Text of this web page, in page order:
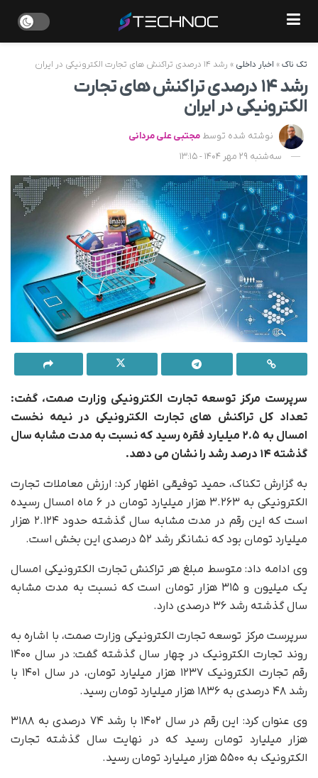
تک ناک» اخبار داخلی » رشد ۱۴ درصدی تراکنش های تجارت الکترونیکی در ایران
رشد ۱۴ درصدی تراکنش های تجارت
الکترونیکی در ایران
نوشته شده توسط مجتبی علی مردانی
سه‌شنبه 29 مهر 1404 - 13:15
سرپرست مرکز توسعه تجارت الکترونیکی وزارت صمت، گفت:
تعداد کل تراکنش های تجارت الکترونیکی در نیمه نخست
امسال به ۲.۵ میلیارد فقره رسید که نسبت به مدت مشابه سال
گذشته ۱۴ درصد رشد را نشان می دهد.
به گزارش تکناک، حمید توفیقی اظهار کرد: ارزش معاملات تجارت
الکترونیکی به ۳.۲۶۳ هزار میلیارد تومان در ۶ ماه امسال رسیده
است که این رقم در مدت مشابه سال گذشته حدود ۲.۱۲۴ هزار
میلیارد تومان بود که نشانگر رشد ۵۲ درصدی این بخش است.
وی ادامه داد: متوسط مبلغ هر تراکنش تجارت الکترونیکی امسال
یک میلیون و ۳۱۵ هزار تومان است که نسبت به مدت مشابه
سال گذشته رشد ۳۶ درصدی دارد.
سرپرست مرکز توسعه تجارت الکترونیکی وزارت صمت، با اشاره به
روند تجارت الکترونیک در چهار سال گذشته گفت: در سال ۱۴۰۰
رقم تجارت الکترونیک ۱۲۳۷ هزار میلیارد تومان، در سال ۱۴۰۱ با
رشد ۴۸ درصدی به ۱۸۳۶ هزار میلیارد تومان رسید.
وی عنوان کرد: این رقم در سال ۱۴۰۲ با رشد ۷۴ درصدی به ۳۱۸۸
هزار میلیارد تومان رسید که در نهایت سال گذشته تجارت
الکترونیک به ۵۵۰۰ هزار میلیارد تومان رسید.